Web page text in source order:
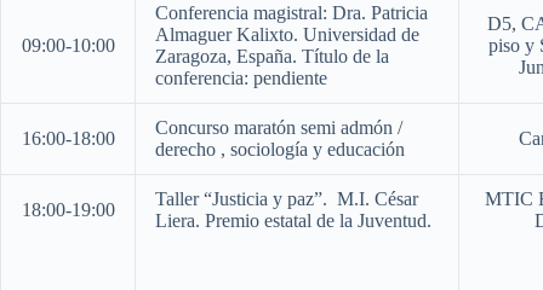
09:00-10:00
Conferencia magistral: Dra. Patricia
Almaguer Kalixto. Universidad de
Zaragoza, España. Título de la
conferencia: pendiente
D5,
piso y
16:00-18:00
Concurso maratón semi admón /
derecho , sociología y educación
18:00-19:00
Taller “Justicia y paz”. M.I. César
Liera. Premio estatal de la Juventud.
MTIC